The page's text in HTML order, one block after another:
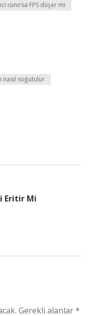
ısınırsa FPS düşer mi
nasıl soğutulur
Eritir Mi
Gerekli alanlar*